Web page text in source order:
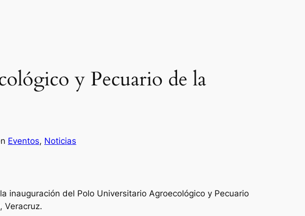
y Pecuario de la
Eventos, Noticias
inauguración del Polo Universitario Agroecológico y Pecuario
Veracruz.